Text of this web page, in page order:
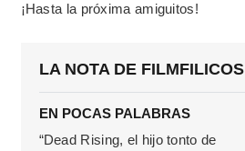
¡Hasta la próxima amiguitos!
LA NOTA DE FILMFILICOS
EN POCAS PALABRAS
“Dead Rising, el hijo tonto de